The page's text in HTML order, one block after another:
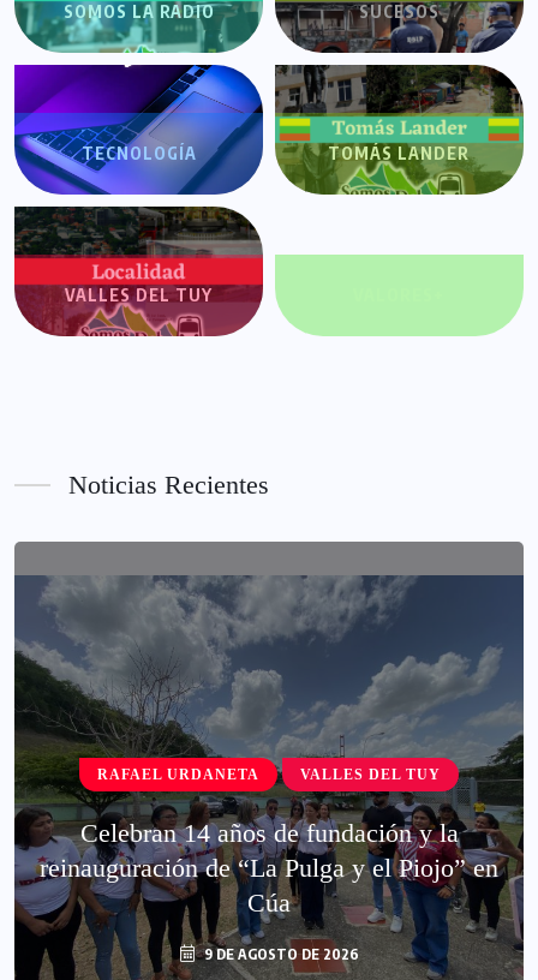
SOMOS LA RADIO SUCESOS
TECNOLOGÍA TOMÁS LANDER
VALLES DEL TUY
Noticias Recientes
RAFAEL URDANETA VALLES DEL TUY
Celebran 14 años de fundación y la
reinauguración de “La Pulga y el Piojo” en
Cúa
9 DE AGOSTO DE 2026